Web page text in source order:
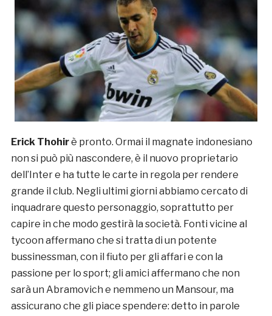
Erick Thohirè pronto. Ormai il magnate indonesiano
non si può più nascondere, è il nuovo proprietario
dell’Inter e ha tutte le carte in regola per rendere
grande il club. Negli ultimi giorni abbiamo cercato di
inquadrare questo personaggio, soprattutto per
capire in che modo gestirà la società. Fonti vicine al
tycoon affermano che si tratta di un potente
bussinessman, con il fiuto per gli affari e con la
passione per lo sport; gli amici affermano che non
sarà un Abramovich e nemmeno un Mansour, ma
assicurano che gli piace spendere: detto in parole